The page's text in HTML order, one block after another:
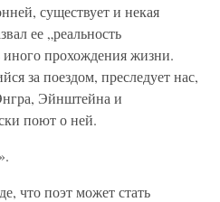
существует и некая
ее „реальность
иного прохождения жизни.
за поездом, преследует нас,
Эйнштейна и
поют о ней.
что поэт может стать